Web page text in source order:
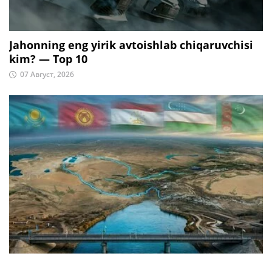
Jahonning eng yirik avtoishlab chiqaruvchisi
kim? — Top 10
07 Август, 2026